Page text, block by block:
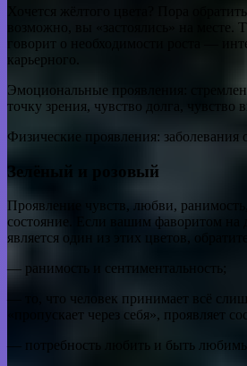
Хочется жёлтого цвета? Пора
возможно, вы «застоялись» на месте.
говорит о необходимости роста —
карьерного.
Эмоциональные проявления:
точку зрения, чувство долга, чувство
Физические проявления: заболевания
Зелёный и розовый
Проявление чувств, любви,
состояние. Если вашим фаворитом на
является один из этих цветов,
— ранимость и сентиментальность;
— то, что человек принимает всё
«пропускает через себя», проявляет
— потребность любить и быть